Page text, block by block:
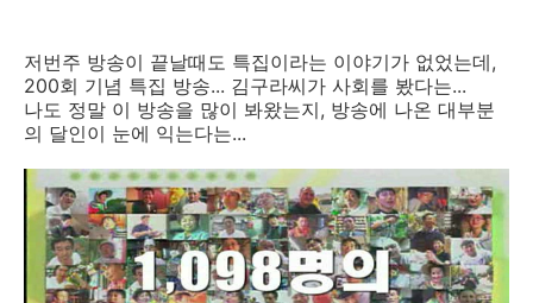
저번주 방송이 끝날때도 특집이라는 이야기가 없었는데,
200회 기념 특집 방송... 김구라씨가 사회를 봤다는...
나도 정말 이 방송을 많이 봐왔는지, 방송에 나온 대부분
의 달인이 눈에 익는다는...